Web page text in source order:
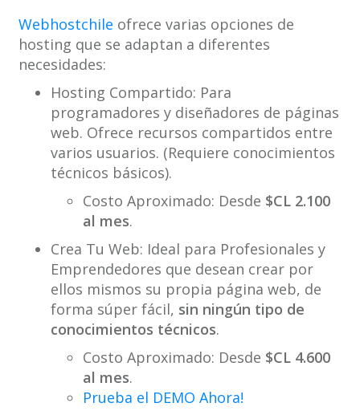
Webhostchile ofrece varias opciones de
hosting que se adaptan a diferentes
necesidades:
Hosting Compartido: Para
programadores y diseñadores de páginas
web. Ofrece recursos compartidos entre
varios usuarios. (Requiere conocimientos
técnicos básicos).
Costo Aproximado: Desde $CL 2.100
al mes.
Crea Tu Web: Ideal para Profesionales y
Emprendedores que desean crear por
ellos mismos su propia página web, de
forma súper fácil, sin ningún tipo de
conocimientos técnicos.
Costo Aproximado: Desde $CL 4.600
al mes.
Prueba el DEMO Ahora!